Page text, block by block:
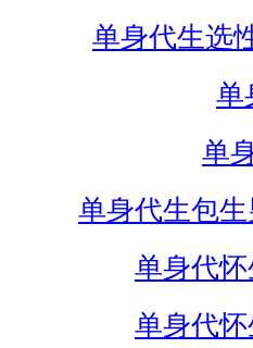
单身代生选
单
单
单身代生包
单身代
单身代怀